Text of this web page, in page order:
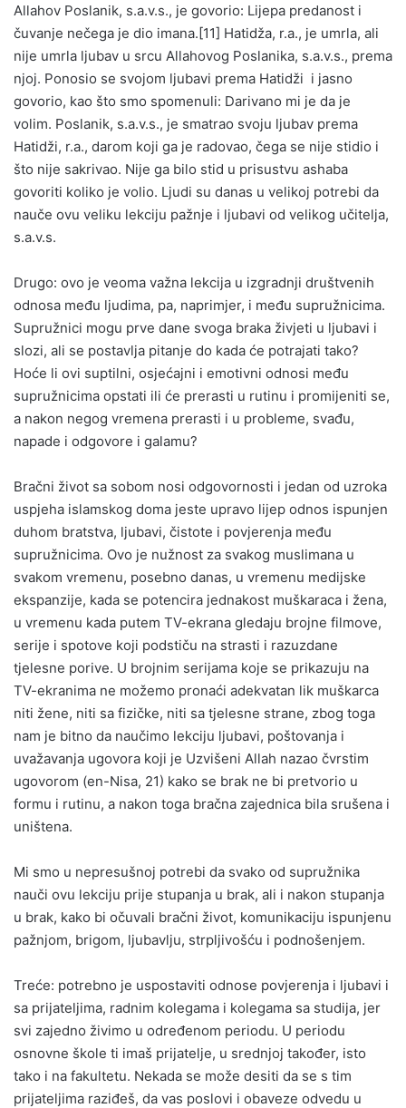
Allahov Poslanik, s.a.v.s., je govorio: Lijepa predanost i
čuvanje nečega je dio imana.[11] Hatidža, r.a., je umrla, ali
nije umrla ljubav u srcu Allahovog Poslanika, s.a.v.s., prema
njoj. Ponosio se svojom ljubavi prema Hatidži i jasno
govorio, kao što smo spomenuli: Darivano mi je da je
volim. Poslanik, s.a.v.s., je smatrao svoju ljubav prema
Hatidži, r.a., darom koji ga je radovao, čega se nije stidio i
što nije sakrivao. Nije ga bilo stid u prisustvu ashaba
govoriti koliko je volio. Ljudi su danas u velikoj potrebi da
nauče ovu veliku lekciju pažnje i ljubavi od velikog učitelja,
s.a.v.s.
Drugo: ovo je veoma važna lekcija u izgradnji društvenih
odnosa među ljudima, pa, naprimjer, i među supružnicima.
Supružnici mogu prve dane svoga braka živjeti u ljubavi i
slozi, ali se postavlja pitanje do kada će potrajati tako?
Hoće li ovi suptilni, osjećajni i emotivni odnosi među
supružnicima opstati ili će prerasti u rutinu i promijeniti se,
a nakon negog vremena prerasti i u probleme, svađu,
napade i odgovore i galamu?
Bračni život sa sobom nosi odgovornosti i jedan od uzroka
uspjeha islamskog doma jeste upravo lijep odnos ispunjen
duhom bratstva, ljubavi, čistote i povjerenja među
supružnicima. Ovo je nužnost za svakog muslimana u
svakom vremenu, posebno danas, u vremenu medijske
ekspanzije, kada se potencira jednakost muškaraca i žena,
u vremenu kada putem TV-ekrana gledaju brojne filmove,
serije i spotove koji podstiču na strasti i razuzdane
tjelesne porive. U brojnim serijama koje se prikazuju na
TV-ekranima ne možemo pronaći adekvatan lik muškarca
niti žene, niti sa fizičke, niti sa tjelesne strane, zbog toga
nam je bitno da naučimo lekciju ljubavi, poštovanja i
uvažavanja ugovora koji je Uzvišeni Allah nazao čvrstim
ugovorom (en-Nisa, 21) kako se brak ne bi pretvorio u
formu i rutinu, a nakon toga bračna zajednica bila srušena i
uništena.
Mi smo u nepresušnoj potrebi da svako od supružnika
nauči ovu lekciju prije stupanja u brak, ali i nakon stupanja
u brak, kako bi očuvali bračni život, komunikaciju ispunjenu
pažnjom, brigom, ljubavlju, strpljivošću i podnošenjem.
Treće: potrebno je uspostaviti odnose povjerenja i ljubavi i
sa prijateljima, radnim kolegama i kolegama sa studija, jer
svi zajedno živimo u određenom periodu. U periodu
osnovne škole ti imaš prijatelje, u srednjoj također, isto
tako i na fakultetu. Nekada se može desiti da se s tim
prijateljima raziđeš, da vas poslovi i obaveze odvedu u